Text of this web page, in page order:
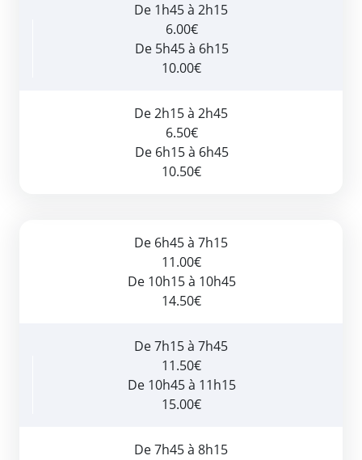
De 1h45 à 2h15
6.00€
De 5h45 à 6h15
10.00€
De 2h15 à 2h45
6.50€
De 6h15 à 6h45
10.50€
De 6h45 à 7h15
11.00€
De 10h15 à 10h45
14.50€
De 7h15 à 7h45
11.50€
De 10h45 à 11h15
15.00€
De 7h45 à 8h15